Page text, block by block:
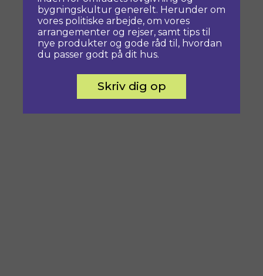
bygningskultur generelt. Herunder om
vores politiske arbejde, om vores
arrangementer og rejser, samt tips til
nye produkter og gode råd til, hvordan
du passer godt på dit hus.
Skriv dig op